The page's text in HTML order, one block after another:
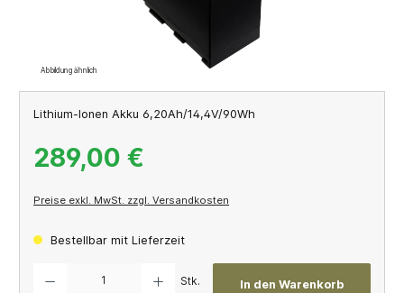
Abbildung ähnlich
Lithium-Ionen Akku 6,20Ah/14,4V/90Wh
289,00 €
Preise exkl. MwSt. zzgl. Versandkosten
Bestellbar mit Lieferzeit
Stk. In den Warenkorb